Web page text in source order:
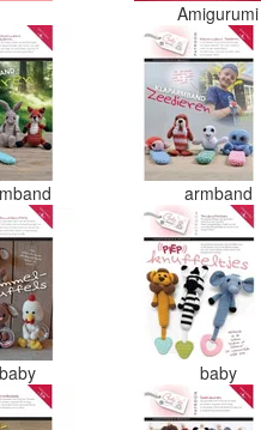
Amigurumi
armband
baby baby